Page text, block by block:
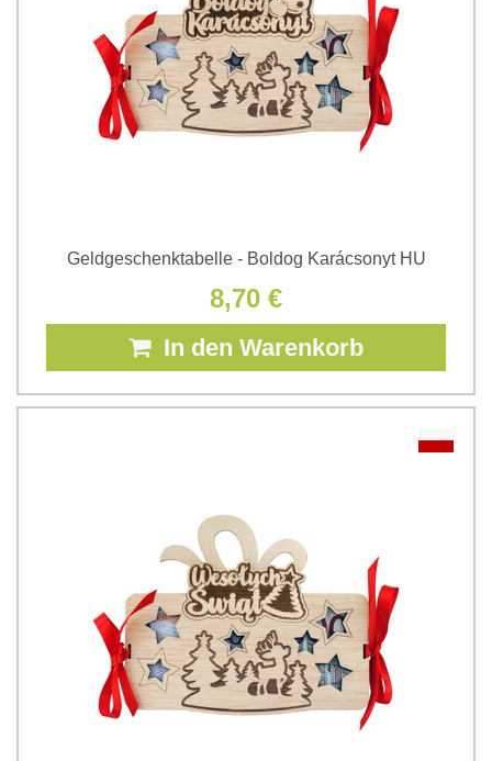
Geldgeschenktabelle - Boldog Karácsonyt HU
8,70 €
In den Warenkorb